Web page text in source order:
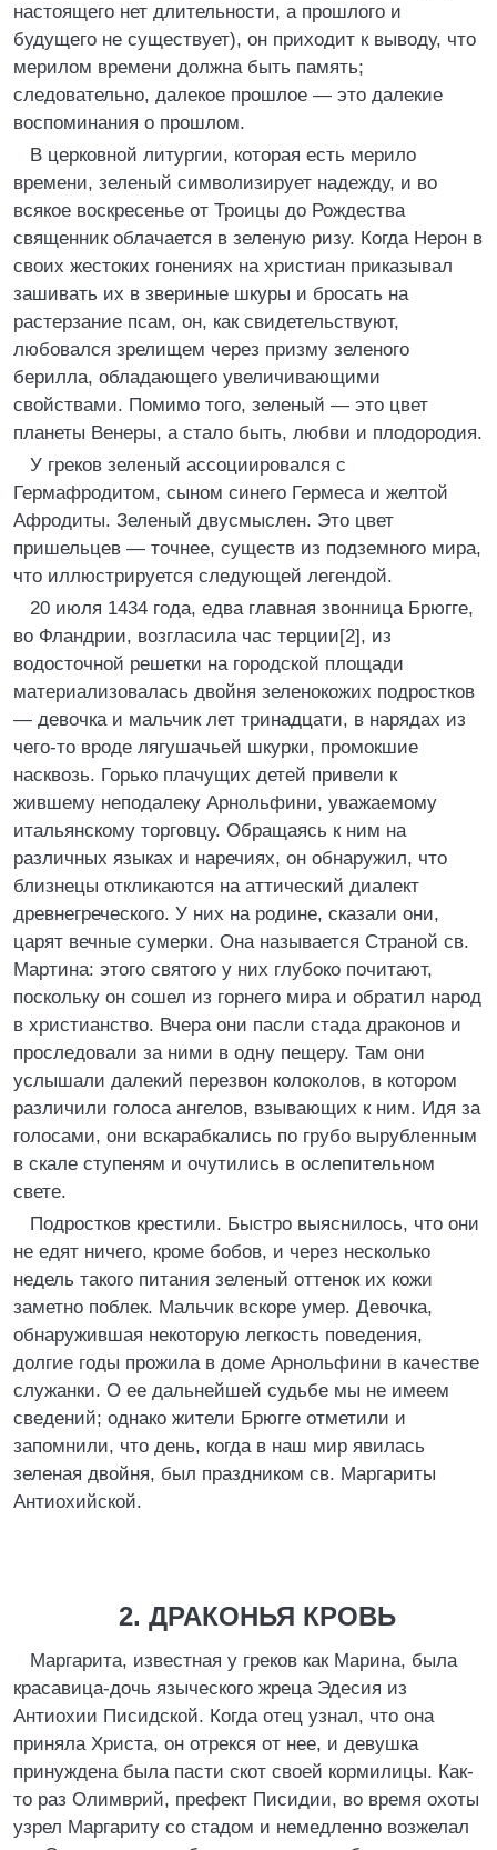
настоящего нет длительности, а прошлого и
будущего не существует), он приходит к выводу, что
мерилом времени должна быть память;
следовательно, далекое прошлое — это далекие
воспоминания о прошлом.
В церковной литургии, которая есть мерило
времени, зеленый символизирует надежду, и во
всякое воскресенье от Троицы до Рождества
священник облачается в зеленую ризу. Когда Нерон в
своих жестоких гонениях на христиан приказывал
зашивать их в звериные шкуры и бросать на
растерзание псам, он, как свидетельствуют,
любовался зрелищем через призму зеленого
берилла, обладающего увеличивающими
свойствами. Помимо того, зеленый — это цвет
планеты Венеры, а стало быть, любви и плодородия.
У греков зеленый ассоциировался с
Гермафродитом, сыном синего Гермеса и желтой
Афродиты. Зеленый двусмыслен. Это цвет
пришельцев — точнее, существ из подземного мира,
что иллюстрируется следующей легендой.
20 июля 1434 года, едва главная звонница Брюгге,
во Фландрии, возгласила час терции[2], из
водосточной решетки на городской площади
материализовалась двойня зеленокожих подростков
— девочка и мальчик лет тринадцати, в нарядах из
чего-то вроде лягушачьей шкурки, промокшие
насквозь. Горько плачущих детей привели к
жившему неподалеку Арнольфини, уважаемому
итальянскому торговцу. Обращаясь к ним на
различных языках и наречиях, он обнаружил, что
близнецы откликаются на аттический диалект
древнегреческого. У них на родине, сказали они,
царят вечные сумерки. Она называется Страной св.
Мартина: этого святого у них глубоко почитают,
поскольку он сошел из горнего мира и обратил народ
в христианство. Вчера они пасли стада драконов и
проследовали за ними в одну пещеру. Там они
услышали далекий перезвон колоколов, в котором
различили голоса ангелов, взывающих к ним. Идя за
голосами, они вскарабкались по грубо вырубленным
в скале ступеням и очутились в ослепительном
свете.
Подростков крестили. Быстро выяснилось, что они
не едят ничего, кроме бобов, и через несколько
недель такого питания зеленый оттенок их кожи
заметно поблек. Мальчик вскоре умер. Девочка,
обнаружившая некоторую легкость поведения,
долгие годы прожила в доме Арнольфини в качестве
служанки. О ее дальнейшей судьбе мы не имеем
сведений; однако жители Брюгге отметили и
запомнили, что день, когда в наш мир явилась
зеленая двойня, был праздником св. Маргариты
Антиохийской.
2. ДРАКОНЬЯ КРОВЬ
Маргарита, известная у греков как Марина, была
красавица-дочь языческого жреца Эдесия из
Антиохии Писидской. Когда отец узнал, что она
приняла Христа, он отрекся от нее, и девушка
принуждена была пасти скот своей кормилицы. Как-
то раз Олимврий, префект Писидии, во время охоты
узрел Маргариту со стадом и немедленно возжелал